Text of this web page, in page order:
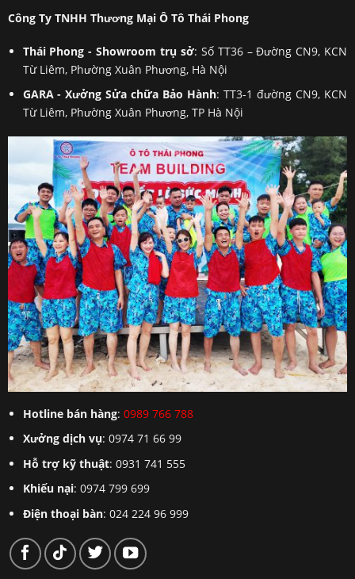
Công Ty TNHH Thương Mại Ô Tô Thái Phong
Thái Phong - Showroom trụ sở: Số TT36 – Đường CN9, KCN
Từ Liêm, Phường Xuân Phương, Hà Nội
GARA - Xưởng Sửa chữa Bảo Hành: TT3-1 đường CN9, KCN
Từ Liêm, Phường Xuân Phương, TP Hà Nội
Hotline bán hàng: 0989 766 788
Xưởng dịch vụ: 0974 71 66 99
Hỗ trợ kỹ thuật: 0931 741 555
Khiếu nại: 0974 799 699
Điện thoại bàn: 024 224 96 999